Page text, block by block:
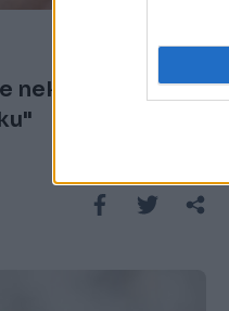
neko krvnički